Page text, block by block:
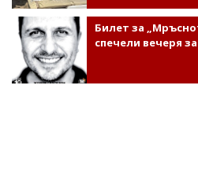
Билет за
спечели вечеря